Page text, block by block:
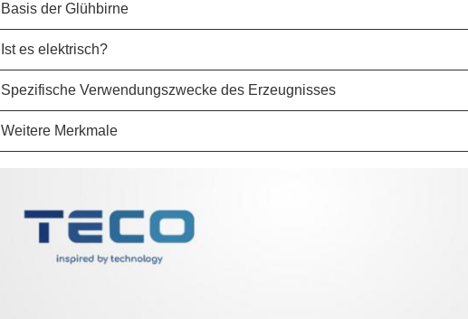
Basis der Glühbirne
Ist es elektrisch?
Spezifische Verwendungszwecke des Erzeugnisses
Weitere Merkmale